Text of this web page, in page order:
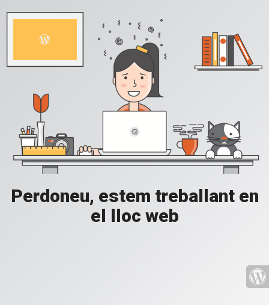
Perdoneu, estem treballant en
el lloc web